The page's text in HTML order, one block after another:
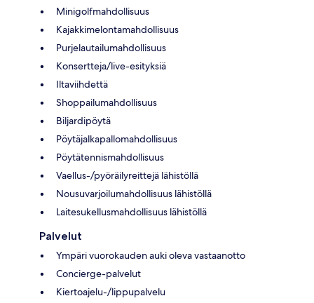
Minigolfmahdollisuus
Kajakkimelontamahdollisuus
Purjelautailumahdollisuus
Konsertteja/live-esityksiä
Iltaviihdettä
Shoppailumahdollisuus
Biljardipöytä
Pöytäjalkapallomahdollisuus
Pöytätennismahdollisuus
Vaellus-/pyöräilyreittejä lähistöllä
Nousuvarjoilumahdollisuus lähistöllä
Laitesukellusmahdollisuus lähistöllä
Palvelut
Ympäri vuorokauden auki oleva vastaanotto
Concierge-palvelut
Kiertoajelu-/lippupalvelu